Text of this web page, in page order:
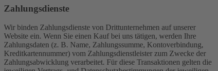
Zahlungsdienste
Wir binden Zahlungsdienste von Drittunternehmen auf unserer
Website ein. Wenn Sie einen Kauf bei uns tätigen, werden Ihre
Zahlungsdaten (z. B. Name, Zahlungssumme, Kontoverbindung,
Kreditkartennummer) vom Zahlungsdienstleister zum Zwecke der
Zahlungsabwicklung verarbeitet. Für diese Transaktionen gelten die